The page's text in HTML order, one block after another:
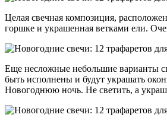
Целая свечная композиция,
горшке и украшенная ветками ели.
Еще несложные небольшие варианты
быть исполнены и будут украшать
Новогоднюю ночь. Не светить, а